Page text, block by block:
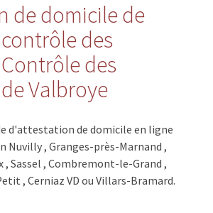
de domicile de
des
des
Valbroye
d'attestation de domicile en ligne
Nuvilly , Granges-près-Marnand ,
, Sassel , Combremont-le-Grand ,
, Cerniaz VD ou Villars-Bramard.